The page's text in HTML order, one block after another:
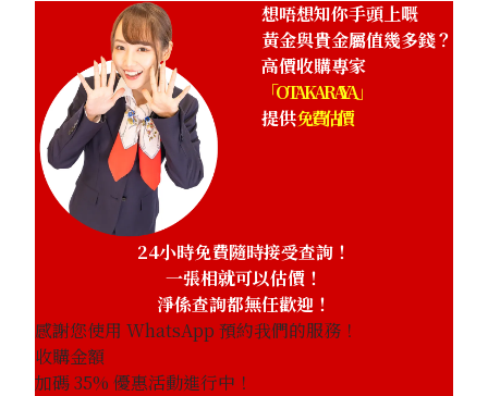
想唔想知你手頭上嘅
黃金與貴金屬值幾多錢？
高價收購專家
「OTAKARAYA」
提供免費估價
24小時免費隨時接受查詢！
一張相就可以估價！
淨係查詢都無任歡迎！
感謝您使用 WhatsApp 預約我們的服務！
收購金額
加碼35% 優惠活動進行中！